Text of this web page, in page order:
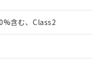
含む、Class2